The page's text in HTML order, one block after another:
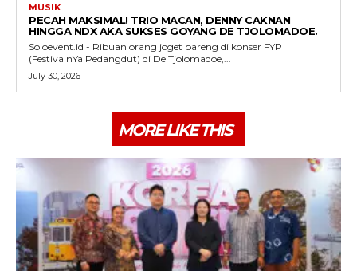
MUSIK
PECAH MAKSIMAL! TRIO MACAN, DENNY CAKNAN
HINGGA NDX AKA SUKSES GOYANG DE TJOLOMADOE.
Soloevent.id - Ribuan orang joget bareng di konser FYP
(FestivalnYa Pedangdut) di De Tjolomadoe,...
July 30, 2026
MORE LIKE THIS